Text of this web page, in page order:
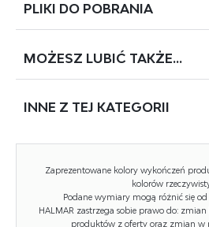
wymiary: 80/97-158/105-90/52-53
tkanina mat velvet - MAVEL, kolor:
Tapicerka kolor:
Tapicerka rodzaj:
PLIKI DO POBRANIA
HORTON (L1214A-51)
Zaprezentowane kolory wykończeń
kolorów
Podane wymiary mogą różnić się od
HALMAR zastrzega sobie prawo do:
produktów z oferty oraz zmian w
MOŻESZ LUBIĆ TAKŻE...
INNE Z TEJ KATEGORII